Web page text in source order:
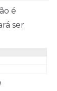
é
ser